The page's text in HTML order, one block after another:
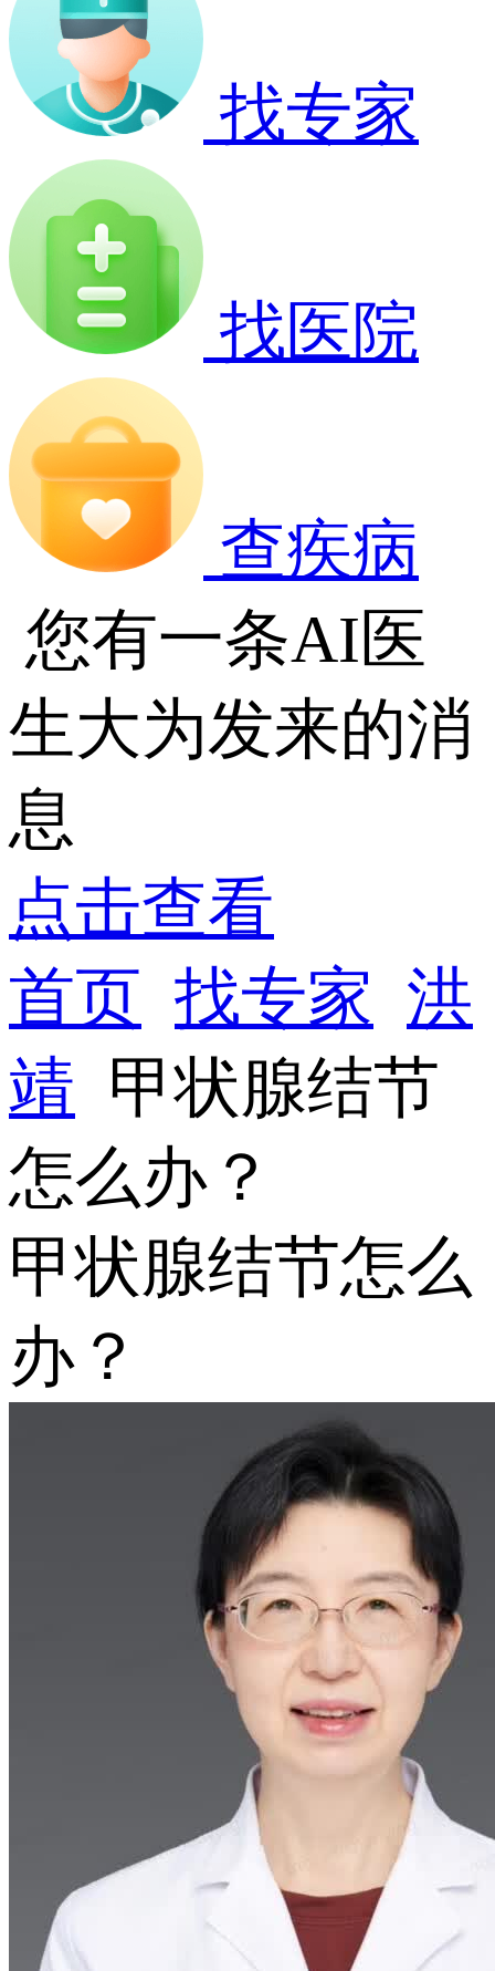
找专家
找医院
查疾病
您有一条AI医
生大为发来的消
息
点击查看
首页 找专家 洪
靖 甲状腺结节
怎么办？
甲状腺结节怎么
办？